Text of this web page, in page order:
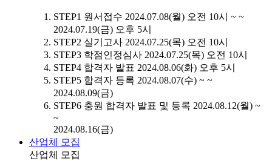
STEP1 원서접수 2024.07.08(월) 오전 10시 ~ ~
2024.07.19(금) 오후 5시
STEP2 실기고사 2024.07.25(목) 오전 10시
STEP3 학점인정심사 2024.07.25(목) 오전 10시
STEP4 합격자 발표 2024.08.06(화) 오후 5시
STEP5 합격자 등록 2024.08.07(수) ~ ~
2024.08.09(금)
STEP6 충원 합격자 발표 및 등록 2024.08.12(월) ~
~
2024.08.16(금)
산업체 모집
산업체 모집